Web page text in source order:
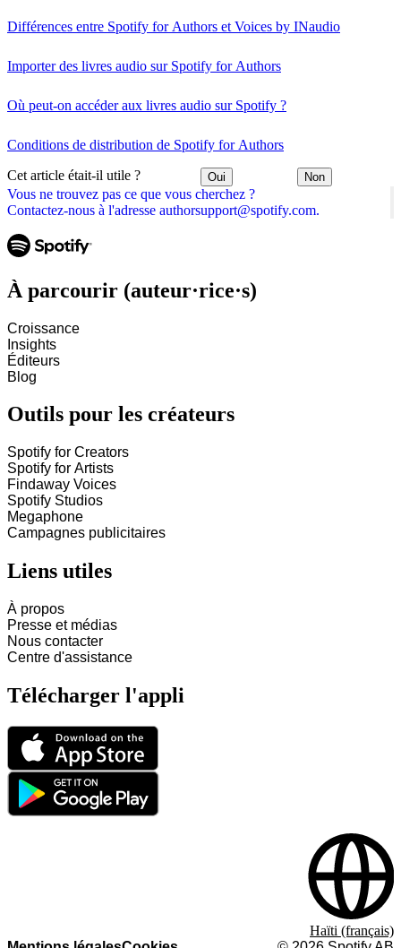
Vous ne trouvez pas ce que vous cherchez ?
Contactez-nous à l'adresse authorsupport@spotify.com.
Différences entre Spotify for Authors et Voices by INaudio
Importer des livres audio sur Spotify for Authors
Où peut-on accéder aux livres audio sur Spotify ?
Conditions de distribution de Spotify for Authors
Cet article était-il utile ? Oui Non
À parcourir (auteur·rice·s)
Croissance
Insights
Éditeurs
Blog
Outils pour les créateurs
Spotify for Creators
Spotify for Artists
Findaway Voices
Spotify Studios
Megaphone
Campagnes publicitaires
Liens utiles
À propos
Presse et médias
Nous contacter
Centre d'assistance
Télécharger l'appli
Haïti (français)